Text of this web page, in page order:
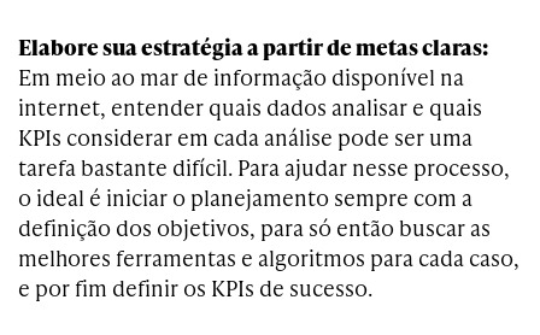
Elabore sua estratégia a partir de metas claras:
Em meio ao mar de informação disponível na
internet, entender quais dados analisar e quais
KPIs considerar em cada análise pode ser uma
tarefa bastante difícil. Para ajudar nesse processo,
o ideal é iniciar o planejamento sempre com a
definição dos objetivos, para só então buscar as
melhores ferramentas e algoritmos para cada caso,
e por fim definir os KPIs de sucesso.